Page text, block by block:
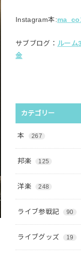
Instagram本:
サブブログ： ルーム
金
カテゴリー
本 267
邦楽 125
洋楽 248
ライブ参戦記 90
ライブグッズ 19